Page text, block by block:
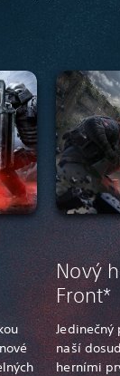
Nový
Front*
naší
herními